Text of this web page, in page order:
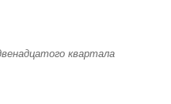
квартала